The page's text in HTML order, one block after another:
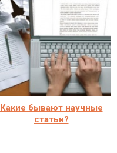
Какие бывают научные
статьи?